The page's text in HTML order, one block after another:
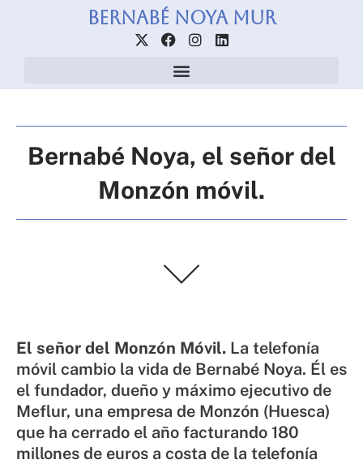
Bernabé Noya Mur
X
t
r
F
a
c
e
o
I
n
r
m
L
i
Bernabé Noya, el señor del
Monzón móvil.
El señor del Monzón Móvil. La telefonía
móvil cambio la vida de Bernabé Noya. Él es
el fundador, dueño y máximo ejecutivo de
Meflur, una empresa de Monzón (Huesca)
que ha cerrado el año facturando 180
millones de euros a costa de la telefonía